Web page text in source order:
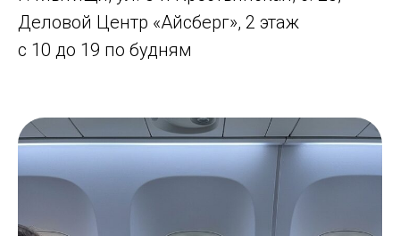
Деловой Центр «Айсберг», 2 этаж
с 10 до 19 по будням